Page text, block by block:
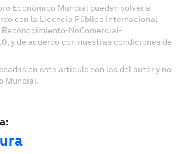
Económico Mundial pueden volver a
con la Licencia Pública Internacional
Reconocimiento-NoComercial-
y de acuerdo con nuestras condiciones de
en este artículo son las del autor y no
Mundial.